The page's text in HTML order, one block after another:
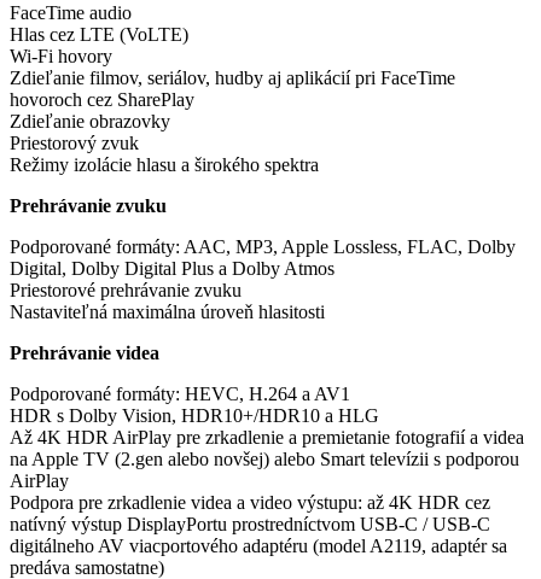
FaceTime audio
Hlas cez LTE (VoLTE)
Wi-Fi hovory
Zdieľanie filmov, seriálov, hudby aj aplikácií pri FaceTime
hovoroch cez SharePlay
Zdieľanie obrazovky
Priestorový zvuk
Režimy izolácie hlasu a širokého spektra
Prehrávanie zvuku
Podporované formáty: AAC, MP3, Apple Lossless, FLAC, Dolby
Digital, Dolby Digital Plus a Dolby Atmos
Priestorové prehrávanie zvuku
Nastaviteľná maximálna úroveň hlasitosti
Prehrávanie videa
Podporované formáty: HEVC, H.264 a AV1
HDR s Dolby Vision, HDR10+/HDR10 a HLG
Až 4K HDR AirPlay pre zrkadlenie a premietanie fotografií a videa
na Apple TV (2.gen alebo novšej) alebo Smart televízii s podporou
AirPlay
Podpora pre zrkadlenie videa a video výstupu: až 4K HDR cez
natívný výstup DisplayPortu prostredníctvom USB-C / USB-C
digitálneho AV viacportového adaptéru (model A2119, adaptér sa
predáva samostatne)